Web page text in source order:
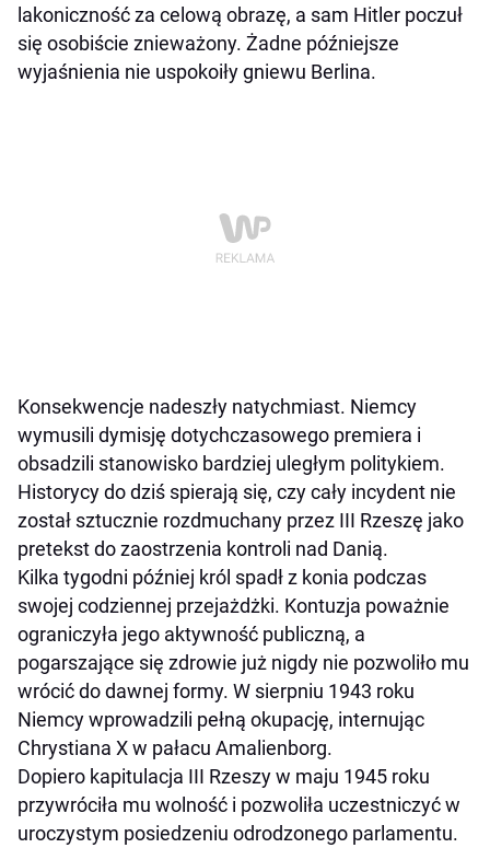
lakoniczność za celową obrazę, a sam Hitler poczuł
się osobiście znieważony. Żadne późniejsze
wyjaśnienia nie uspokoiły gniewu Berlina.
Konsekwencje nadeszły natychmiast. Niemcy
wymusili dymisję dotychczasowego premiera i
obsadzili stanowisko bardziej uległym politykiem.
Historycy do dziś spierają się, czy cały incydent nie
został sztucznie rozdmuchany przez III Rzeszę jako
pretekst do zaostrzenia kontroli nad Danią.
Kilka tygodni później król spadł z konia podczas
swojej codziennej przejażdżki. Kontuzja poważnie
ograniczyła jego aktywność publiczną, a
pogarszające się zdrowie już nigdy nie pozwoliło mu
wrócić do dawnej formy. W sierpniu 1943 roku
Niemcy wprowadzili pełną okupację, internując
Chrystiana X w pałacu Amalienborg.
Dopiero kapitulacja III Rzeszy w maju 1945 roku
przywróciła mu wolność i pozwoliła uczestniczyć w
uroczystym posiedzeniu odrodzonego parlamentu.